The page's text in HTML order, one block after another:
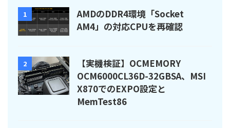
1
AMDのDDR4環境「Socket
AM4」の対応CPUを再確認
2
【実機検証】OCMEMORY
OCM6000CL36D-32GBSA、MSI
X870でのEXPO設定と
MemTest86